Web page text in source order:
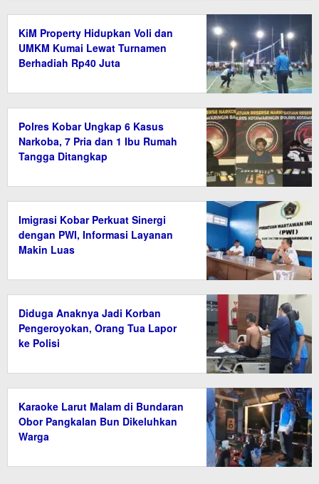
KiM Property Hidupkan Voli dan
UMKM Kumai Lewat Turnamen
Berhadiah Rp40 Juta
Polres Kobar Ungkap 6 Kasus
Narkoba, 7 Pria dan 1 Ibu Rumah
Tangga Ditangkap
Imigrasi Kobar Perkuat Sinergi
dengan PWI, Informasi Layanan
Makin Luas
Diduga Anaknya Jadi Korban
Pengeroyokan, Orang Tua Lapor
ke Polisi
Karaoke Larut Malam di Bundaran
Obor Pangkalan Bun Dikeluhkan
Warga